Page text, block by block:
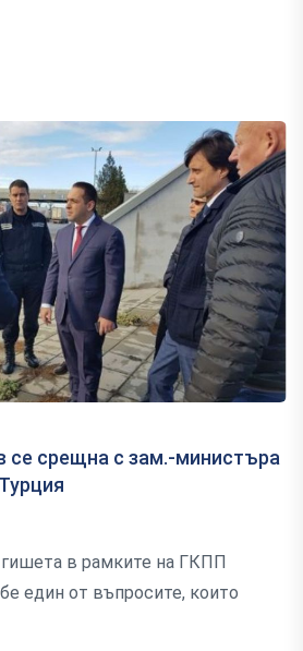
се срещна с зам.-министъра
в рамките на ГКПП
един от въпросите, които